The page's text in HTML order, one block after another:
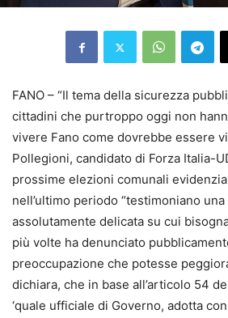
FANO – “Il tema della sicurezza
cittadini che purtroppo oggi non
vivere Fano come dovrebbe essere
Pollegioni, candidato di Forza Italia-
prossime elezioni comunali
nell’ultimo periodo “testimoniano
assolutamente delicata su cui
più volte ha denunciato
preoccupazione che potesse
dichiara, che in base all’articolo 54
‘quale ufficiale di Governo, adotta